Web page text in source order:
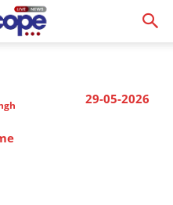
29-05-2026